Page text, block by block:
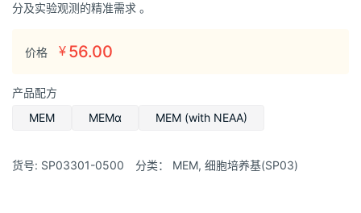
分及实验观测的精准需求 。
价格 ¥ 56.00
产品配方
MEM
MEMα MEM (with NEAA)
货号: SP03301-0500 分类： MEM, 细胞培养基(SP03)